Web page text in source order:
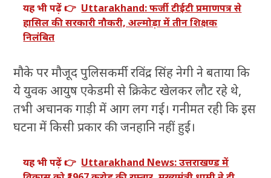
यह भी पढ़ें 👉 Uttarakhand: फर्जी टीईटी प्रमाणपत्र से
हासिल की सरकारी नौकरी, अल्मोड़ा में तीन शिक्षक
निलंबित
मौके पर मौजूद पुलिसकर्मी रविंद्र सिंह नेगी ने बताया कि
ये युवक आयुष एकेडमी से क्रिकेट खेलकर लौट रहे थे,
तभी अचानक गाड़ी में आग लग गई। गनीमत रही कि इस
घटना में किसी प्रकार की जनहानि नहीं हुई।
यह भी पढ़ें 👉 Uttarakhand News: उत्तराखण्ड में